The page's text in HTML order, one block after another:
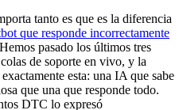
tanto es que es la diferencia
que responde incorrectamente
pasado los últimos tres
de soporte en vivo, y la
esta: una IA que sabe
que una que responde todo.
DTC lo expresó